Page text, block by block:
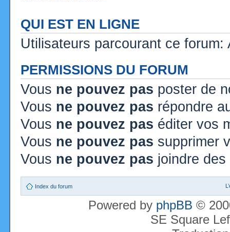
QUI EST EN LIGNE
Utilisateurs parcourant ce
PERMISSIONS DU FORUM
Vous ne pouvez pas poster de
Vous ne pouvez pas répondre
Vous ne pouvez pas éditer vos
Vous ne pouvez pas supprimer
Vous ne pouvez pas joindre
Index du forum
Powered by phpBB ©
SE Square